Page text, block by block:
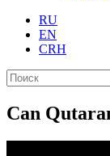
RU
EN
CRH
Can